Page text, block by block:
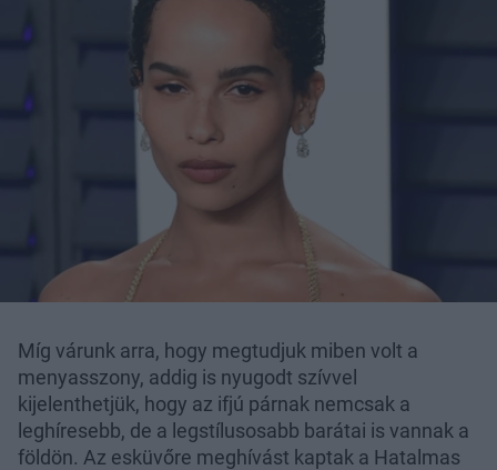
Míg várunk arra, hogy megtudjuk miben volt a
menyasszony, addig is nyugodt szívvel
kijelenthetjük, hogy az ifjú párnak nemcsak a
leghíresebb, de a legstílusosabb barátai is vannak a
földön. Az esküvőre meghívást kaptak a Hatalmas